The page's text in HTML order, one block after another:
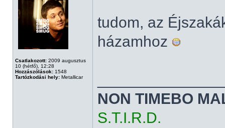
Csatlakozott: 2009 augusztus
10 (hétfő), 12:28
Hozzászólások: 1548
Tartózkodási hely: Metallicar
tudom, az
házamhoz
NON TIMEBO
S.T.I.R.D.